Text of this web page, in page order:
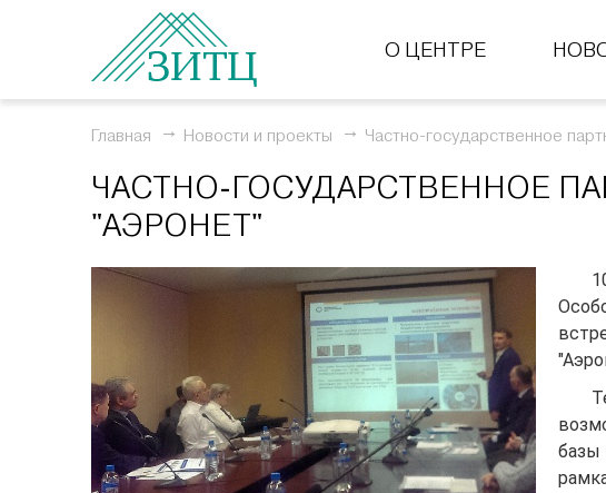
О ЦЕНТРЕ
Главная Новости и проекты Частно-государственное
ЧАСТНО-ГОСУДАРСТВЕННОЕ
"АЭРОНЕТ"
базы